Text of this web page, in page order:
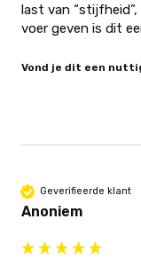
last van
voer geven is dit
Vond je dit een
Geverifieerde klant
Anoniem